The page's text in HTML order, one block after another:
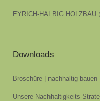
EYRICH-HALBIG HOLZBAU
Downloads
Broschüre | nachhaltig bauen
Unsere Nachhaltigkeits-